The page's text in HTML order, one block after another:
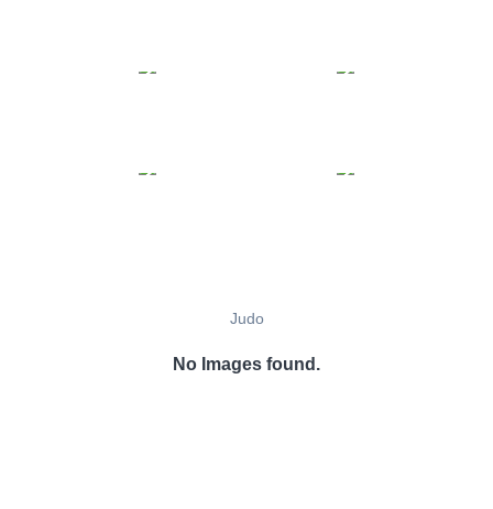
Judo
No Images found.